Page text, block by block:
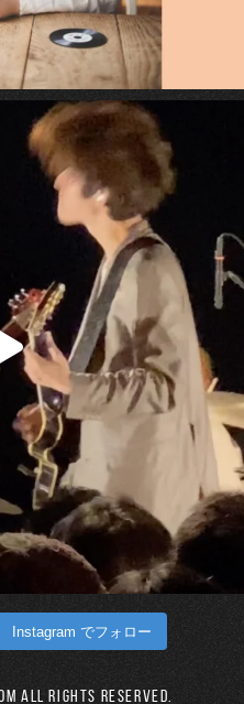
Instagram でフォロー
All Rights Reserved.